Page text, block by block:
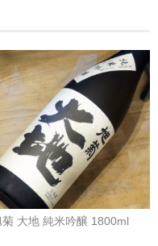
ﾆｭ
ﾙ）
ﾝﾎﾞﾝ）
･ﾃﾞｭ･ﾛｰﾇ
菊 大地 純米吟醸 1800ml